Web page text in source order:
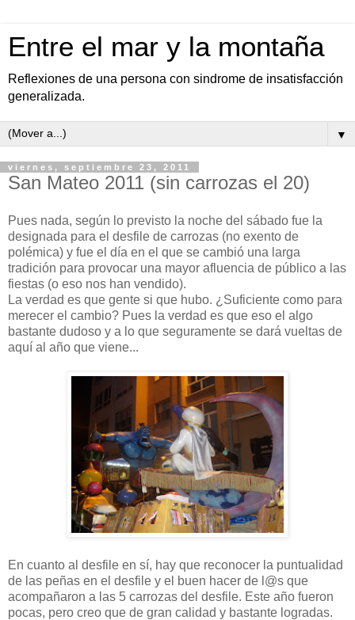
Entre el mar y la montaña
Reflexiones de una persona con sindrome de insatisfacción
generalizada.
▼
viernes, septiembre 23, 2011
San Mateo 2011 (sin carrozas el 20)
Pues nada, según lo previsto la noche del sábado fue la
designada para el desfile de carrozas (no exento de
polémica) y fue el día en el que se cambió una larga
tradición para provocar una mayor afluencia de público a las
fiestas (o eso nos han vendido).
La verdad es que gente si que hubo. ¿Suficiente como para
merecer el cambio? Pues la verdad es que eso el algo
bastante dudoso y a lo que seguramente se dará vueltas de
aquí al año que viene...
En cuanto al desfile en sí, hay que reconocer la puntualidad
de las peñas en el desfile y el buen hacer de l@s que
acompañaron a las 5 carrozas del desfile. Este año fueron
pocas, pero creo que de gran calidad y bastante logradas.